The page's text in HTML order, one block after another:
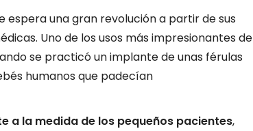
espera una gran revolución a partir de sus
Uno de los usos más impresionantes de
se practicó un implante de unas férulas
humanos que padecían
a la medida de los pequeños pacientes,